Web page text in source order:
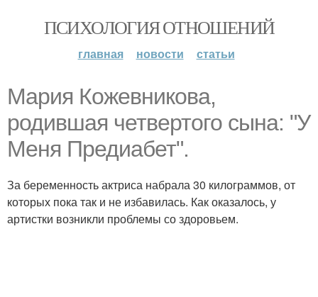
ПСИХОЛОГИЯ ОТНОШЕНИЙ
главная новости статьи
Мария Кожевникова,
родившая четвертого сына: "У
Меня Предиабет".
За беременность актриса набрала 30 килограммов, от
которых пока так и не избавилась. Как оказалось, у
артистки возникли проблемы со здоровьем.